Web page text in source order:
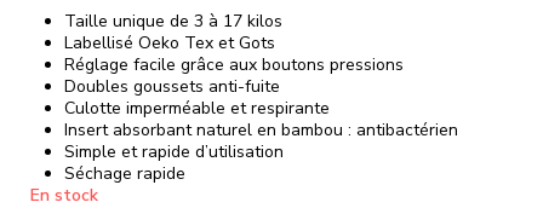
Taille unique de 3 à 17 kilos
Labellisé Oeko Tex et Gots
Réglage facile grâce aux boutons pressions
Doubles goussets anti-fuite
Culotte imperméable et respirante
Insert absorbant naturel en bambou : antibactérien
Simple et rapide d’utilisation
Séchage rapide
En stock